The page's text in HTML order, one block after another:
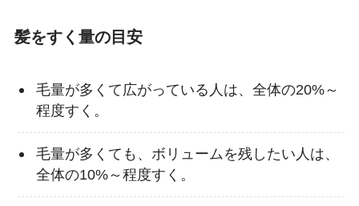
髪をすく量の目安
毛量が多くて広がっている人は、全体の20%～
程度すく。
毛量が多くても、ボリュームを残したい人は、
全体の10%～程度すく。